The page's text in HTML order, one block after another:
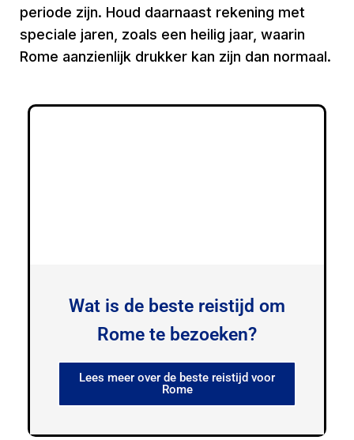
periode zijn. Houd daarnaast rekening met
speciale jaren, zoals een heilig jaar, waarin
Rome aanzienlijk drukker kan zijn dan normaal.
Wat is de beste reistijd om
Rome te bezoeken?
Lees meer over de beste reistijd voor
Rome